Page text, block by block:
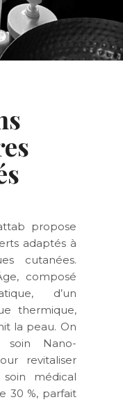
propose
adaptés à
cutanées.
, composé
, d’un
thermique,
la peau. On
soin Nano-
revitaliser
soin médical
30 %, parfait